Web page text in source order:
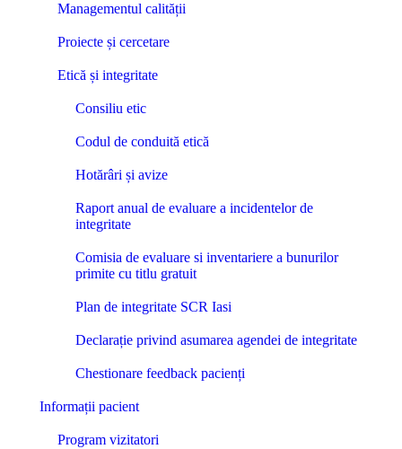
Managementul calității
Proiecte și cercetare
Etică și integritate
Consiliu etic
Codul de conduită etică
Hotărâri și avize
Raport anual de evaluare a incidentelor de
integritate
Comisia de evaluare si inventariere a bunurilor
primite cu titlu gratuit
Plan de integritate SCR Iasi
Declarație privind asumarea agendei de integritate
Chestionare feedback pacienți
Informații pacient
Program vizitatori